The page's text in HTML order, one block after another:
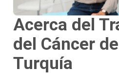
Acerca del
del Cáncer
Turquía